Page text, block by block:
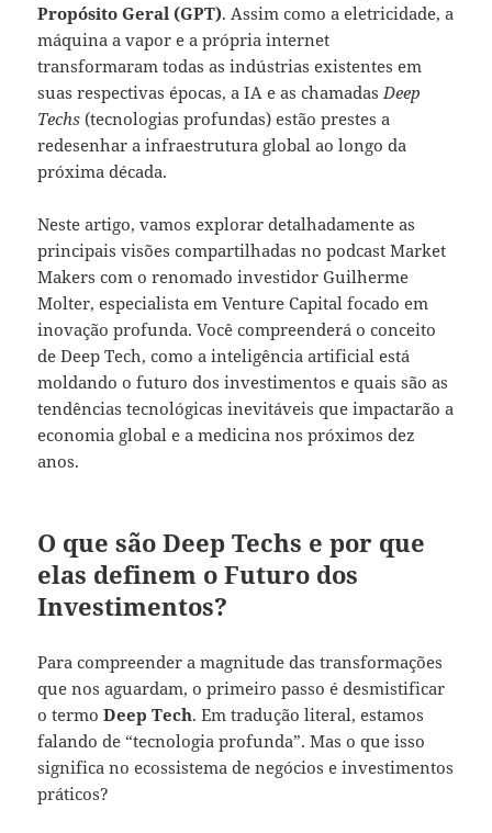
Propósito Geral (GPT). Assim como a eletricidade, a
máquina a vapor e a própria internet
transformaram todas as indústrias existentes em
suas respectivas épocas, a IA e as chamadas Deep
Techs (tecnologias profundas) estão prestes a
redesenhar a infraestrutura global ao longo da
próxima década.
Neste artigo, vamos explorar detalhadamente as
principais visões compartilhadas no podcast Market
Makers com o renomado investidor Guilherme
Molter, especialista em Venture Capital focado em
inovação profunda. Você compreenderá o conceito
de Deep Tech, como a inteligência artificial está
moldando o futuro dos investimentos e quais são as
tendências tecnológicas inevitáveis que impactarão a
economia global e a medicina nos próximos dez
anos.
O que são Deep Techs e por que
elas definem o Futuro dos
Investimentos?
Para compreender a magnitude das transformações
que nos aguardam, o primeiro passo é desmistificar
o termoDeep Tech. Em tradução literal, estamos
falando de “tecnologia profunda”. Mas o que isso
significa no ecossistema de negócios e investimentos
práticos?